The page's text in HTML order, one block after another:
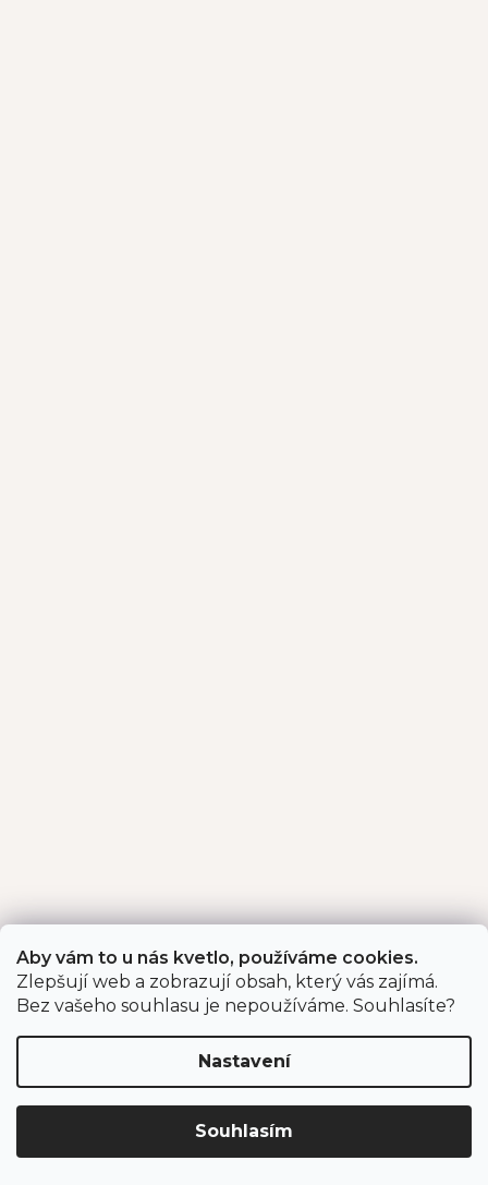
Aby vám to u nás kvetlo, používáme cookies.
Zlepšují web a zobrazují obsah, který vás zajímá.
Bez vašeho souhlasu je nepoužíváme. Souhlasíte?
Nastavení
Souhlasím